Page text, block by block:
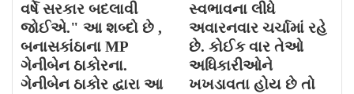
વર્ષે સરકાર બદલાવી
જોઈએ." આ શબ્દો છે ,
બનાસકાંઠાના MP
ગેનીબેન ઠાકોરના.
ગેનીબેન ઠાકોર દ્વારા આ
સ્વભાવના લીધે
અવારનવાર ચર્ચામાં રહે
છે. કોઈક વાર તેઓ
અધિકારીઓને
ખખડાવતા હોય છે તો